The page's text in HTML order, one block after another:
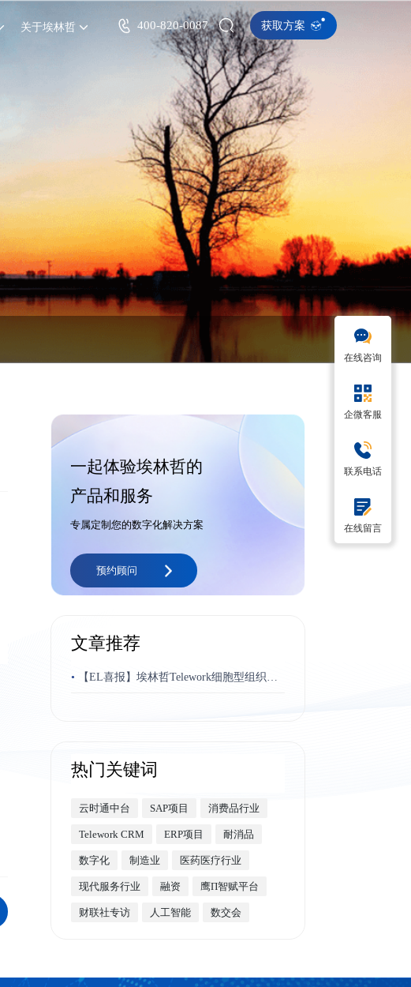
关于埃林哲 400-820-0087 获取方案
一起体验埃林哲的
产品和服务
专属定制您的数字化解决方案
预约顾问
文章推荐
•
热门关键词
云时通中台 SAP项目 消费品行业
Telework CRM ERP项目 耐消品
数字化 制造业 医药医疗行业
现代服务行业 融资 鹰Π智赋平台
财联社专访 人工智能 数交会
在线咨询
企微客服
联系电话
在线留言